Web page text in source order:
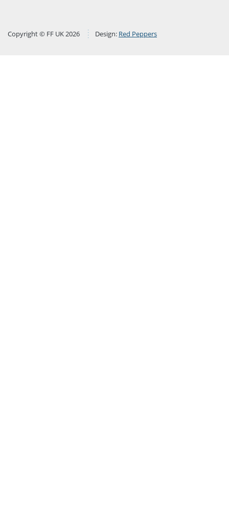
Copyright © FF UK 2026 Design: Red Peppers